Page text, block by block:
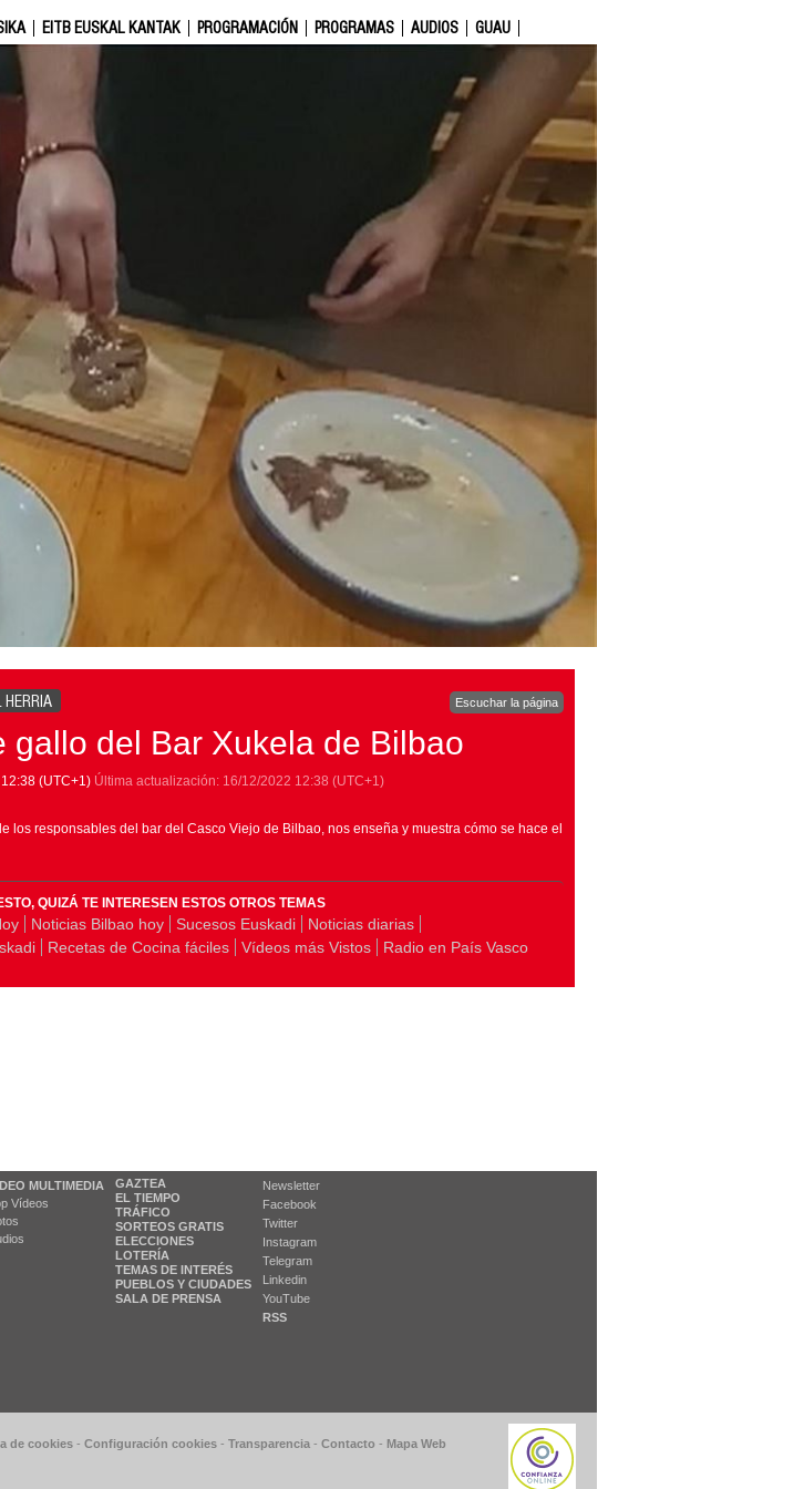
EITB EUSKAL KANTAK PROGRAMACIÓN PROGRAMAS AUDIOS GUAU
HERRIA Escuchar la página
gallo del Bar Xukela de Bilbao
12:38 (UTC+1) Última actualización: 16/12/2022 12:38 (UTC+1)
los responsables del bar del Casco Viejo de Bilbao, nos enseña y muestra cómo se hace el
QUIZÁ TE INTERESEN ESTOS OTROS TEMAS
Noticias Bilbao hoy Sucesos Euskadi
Noticias diarias
Recetas de Cocina fáciles Vídeos más Vistos Radio en País Vasco
MULTIMEDIA
Vídeos
GAZTEA
EL TIEMPO
TRÁFICO
SORTEOS GRATIS
ELECCIONES
LOTERÍA
TEMAS DE INTERÉS
PUEBLOS Y CIUDADES
SALA DE PRENSA
Newsletter
Facebook
Twitter
Instagram
Telegram
Linkedin
YouTube
RSS
de cookies - Configuración cookies - Transparencia - Contacto - Mapa Web